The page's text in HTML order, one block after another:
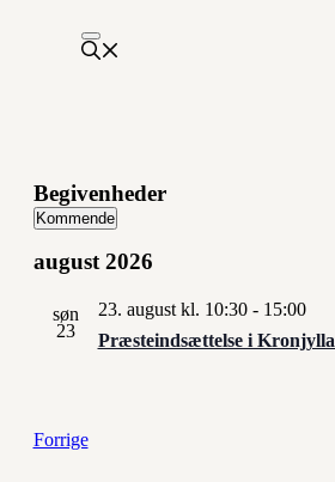
Begivenheder
Kommende
dato.
august 2026
søn
23
Præsteindsættelse i
23. august kl. 10:30- 15:00
ForrigeBegivenheder